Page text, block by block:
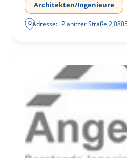
Architekten/Ingenieure
Adresse: Planitzer Straße 2,